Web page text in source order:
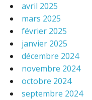
avril 2025
mars 2025
février 2025
janvier 2025
décembre 2024
novembre 2024
octobre 2024
septembre 2024